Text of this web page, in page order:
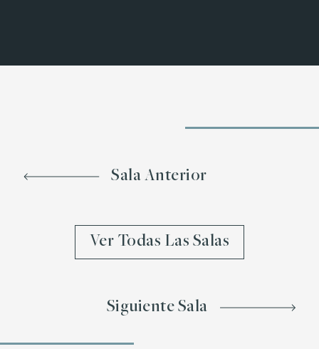
Sala Anterior
Ver Todas Las Salas
Siguiente Sala